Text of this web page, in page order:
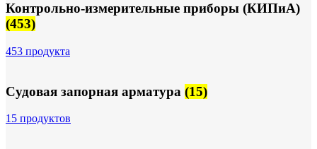
Контрольно-измерительные приборы (КИПиА)
(453)
453 продукта
Судовая запорная арматура (15)
15 продуктов